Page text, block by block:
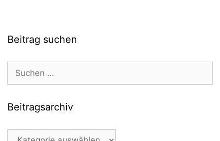
Beitrag suchen
nach:
Beitragsarchiv
Beitragsarchiv